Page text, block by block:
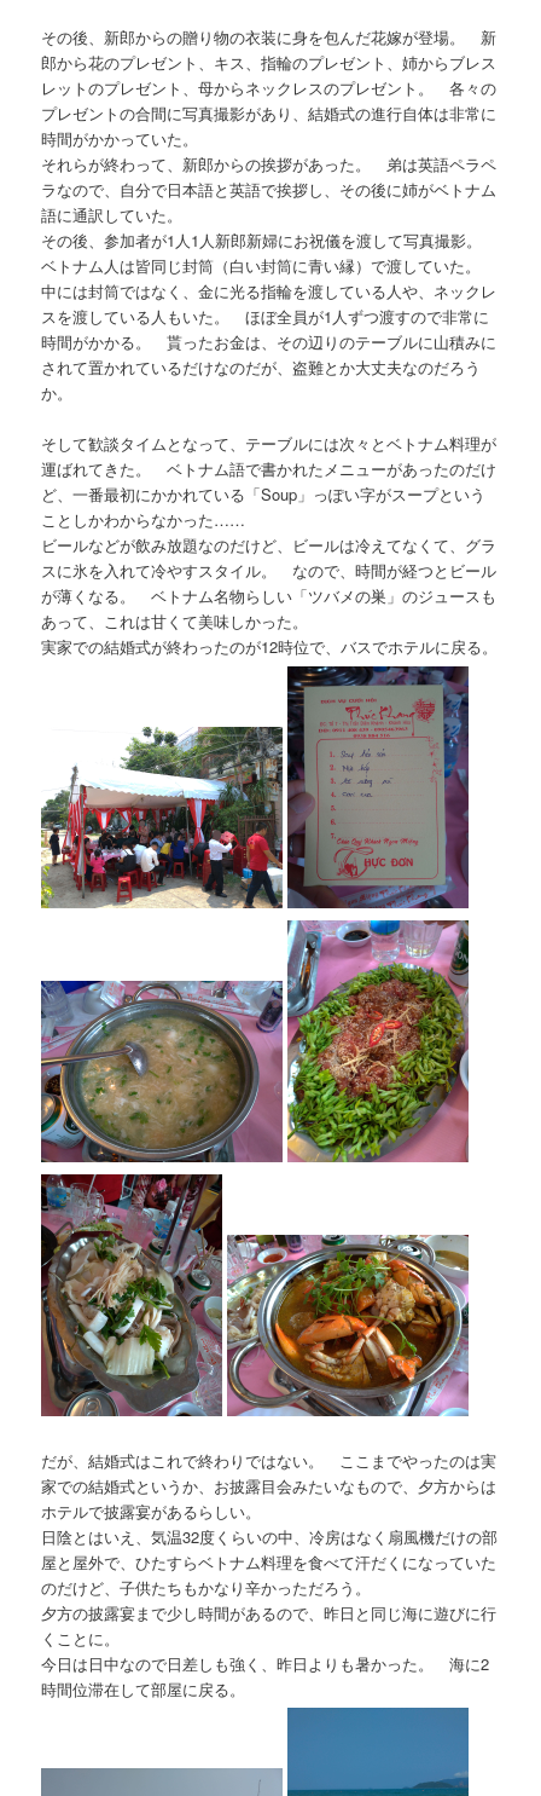
その後、新郎からの贈り物の衣装に身を包んだ花嫁が登場。 新
郎から花のプレゼント、キス、指輪のプレゼント、姉からブレス
レットのプレゼント、母からネックレスのプレゼント。 各々の
プレゼントの合間に写真撮影があり、結婚式の進行自体は非常に
時間がかかっていた。
それらが終わって、新郎からの挨拶があった。 弟は英語ペラペ
ラなので、自分で日本語と英語で挨拶し、その後に姉がベトナム
語に通訳していた。
その後、参加者が1人1人新郎新婦にお祝儀を渡して写真撮影。
ベトナム人は皆同じ封筒（白い封筒に青い縁）で渡していた。
中には封筒ではなく、金に光る指輪を渡している人や、ネックレ
スを渡している人もいた。 ほぼ全員が1人ずつ渡すので非常に
時間がかかる。 貰ったお金は、その辺りのテーブルに山積みに
されて置かれているだけなのだが、盗難とか大丈夫なのだろう
か。
そして歓談タイムとなって、テーブルには次々とベトナム料理が
運ばれてきた。 ベトナム語で書かれたメニューがあったのだけ
ど、一番最初にかかれている「Soup」っぽい字がスープという
ことしかわからなかった……
ビールなどが飲み放題なのだけど、ビールは冷えてなくて、グラ
スに氷を入れて冷やすスタイル。 なので、時間が経つとビール
が薄くなる。 ベトナム名物らしい「ツバメの巣」のジュースも
あって、これは甘くて美味しかった。
実家での結婚式が終わったのが12時位で、バスでホテルに戻る。
だが、結婚式はこれで終わりではない。 ここまでやったのは実
家での結婚式というか、お披露目会みたいなもので、夕方からは
ホテルで披露宴があるらしい。
日陰とはいえ、気温32度くらいの中、冷房はなく扇風機だけの部
屋と屋外で、ひたすらベトナム料理を食べて汗だくになっていた
のだけど、子供たちもかなり辛かっただろう。
夕方の披露宴まで少し時間があるので、昨日と同じ海に遊びに行
くことに。
今日は日中なので日差しも強く、昨日よりも暑かった。 海に2
時間位滞在して部屋に戻る。